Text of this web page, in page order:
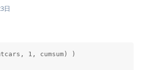
日
1, cumsum) )